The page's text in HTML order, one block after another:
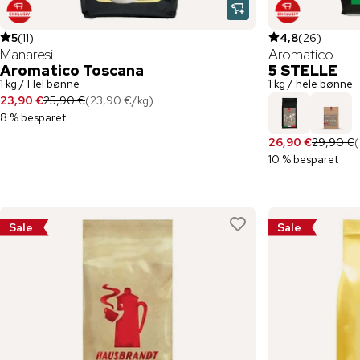
5(11)
Manaresi
Aromatico Toscana
1 kg / Hel bønne
23,90 €25,90 €(23,90 €/kg)
8 % besparet
4,8(26)
Aromatico
5 STELLE
1 kg / hele bønne
26,90 €29,90 €(
10 % besparet
Sale Sale